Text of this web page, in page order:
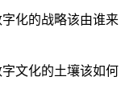
化的战略该由谁来
文化的土壤该如何